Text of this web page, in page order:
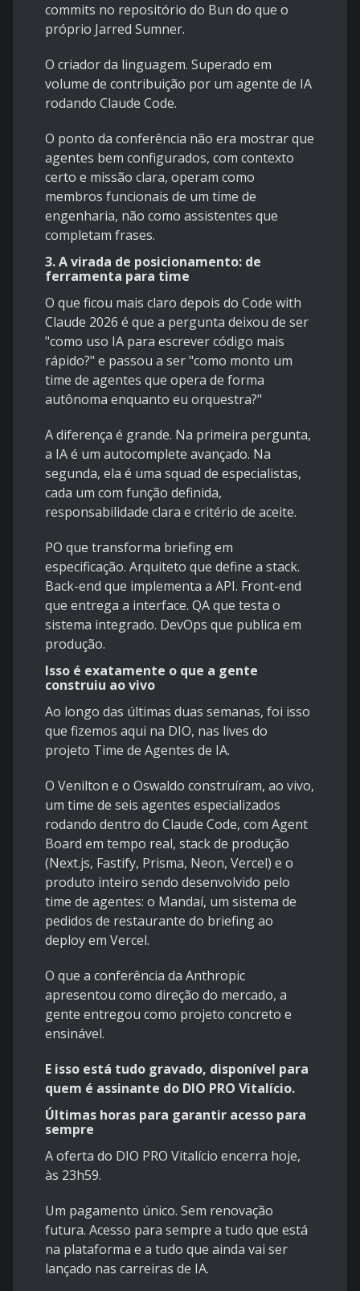
commits no repositório do Bun do que o
próprio Jarred Sumner.
O criador da linguagem. Superado em
volume de contribuição por um agente de IA
rodando Claude Code.
O ponto da conferência não era mostrar que
agentes bem configurados, com contexto
certo e missão clara, operam como
membros funcionais de um time de
engenharia, não como assistentes que
completam frases.
3. A virada de posicionamento: de
ferramenta para time
O que ficou mais claro depois do Code with
Claude 2026 é que a pergunta deixou de ser
"como uso IA para escrever código mais
rápido?" e passou a ser "como monto um
time de agentes que opera de forma
autônoma enquanto eu orquestra?"
A diferença é grande. Na primeira pergunta,
a IA é um autocomplete avançado. Na
segunda, ela é uma squad de especialistas,
cada um com função definida,
responsabilidade clara e critério de aceite.
PO que transforma briefing em
especificação. Arquiteto que define a stack.
Back-end que implementa a API. Front-end
que entrega a interface. QA que testa o
sistema integrado. DevOps que publica em
produção.
Isso é exatamente o que a gente
construiu ao vivo
Ao longo das últimas duas semanas, foi isso
que fizemos aqui na DIO, nas lives do
projeto Time de Agentes de IA.
O Venilton e o Oswaldo construíram, ao vivo,
um time de seis agentes especializados
rodando dentro do Claude Code, com Agent
Board em tempo real, stack de produção
(Next.js, Fastify, Prisma, Neon, Vercel) e o
produto inteiro sendo desenvolvido pelo
time de agentes: o Mandaí, um sistema de
pedidos de restaurante do briefing ao
deploy em Vercel.
O que a conferência da Anthropic
apresentou como direção do mercado, a
gente entregou como projeto concreto e
ensinável.
E isso está tudo gravado, disponível para
quem é assinante do DIO PRO Vitalício.
Últimas horas para garantir acesso para
sempre
A oferta do DIO PRO Vitalício encerra hoje,
às 23h59.
Um pagamento único. Sem renovação
futura. Acesso para sempre a tudo que está
na plataforma e a tudo que ainda vai ser
lançado nas carreiras de IA.